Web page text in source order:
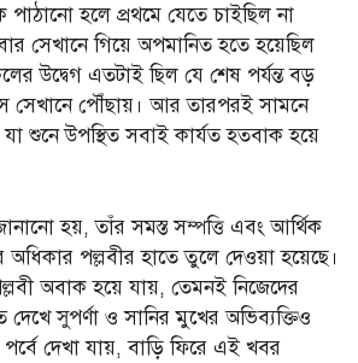
পাঠানো হলে প্রথমে যেতে চাইছিল না
সেখানে গিয়ে অপমানিত হতে হয়েছিল
উদ্বেগ এতটাই ছিল যে শেষ পর্যন্ত বড়
সেখানে পৌঁছায়। আর তারপরই সামনে
শুনে উপস্থিত সবাই কার্যত হতবাক হয়ে
হয়, তাঁর সমস্ত সম্পত্তি এবং আর্থিক
অধিকার পল্লবীর হাতে তুলে দেওয়া হয়েছে।
অবাক হয়ে যায়, তেমনই নিজেদের
দেখে সুপর্ণা ও সানির মুখের অভিব্যক্তিও
দেখা যায়, বাড়ি ফিরে এই খবর